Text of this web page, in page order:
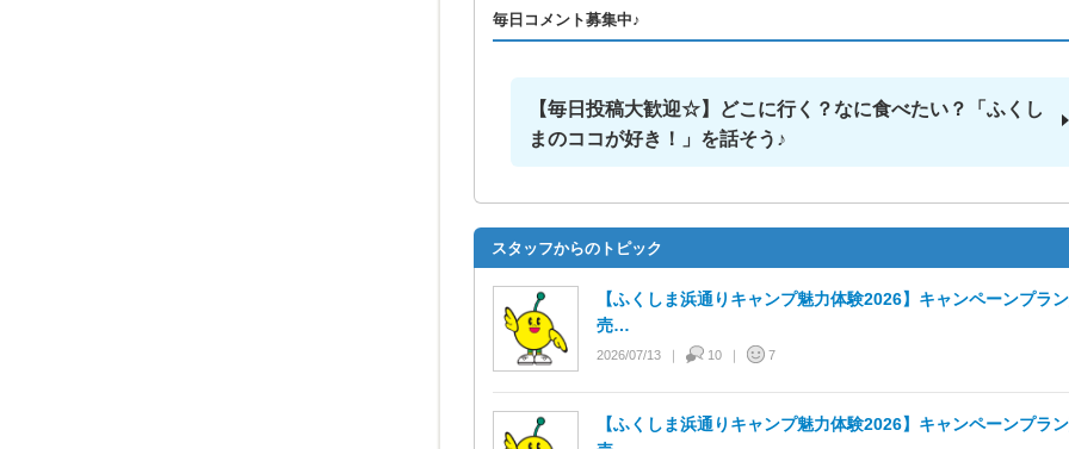
毎日コメント募集中♪
【毎日投稿大歓迎☆】どこに行く？なに食べたい？「ふくし
まのココが好き！」を話そう♪
スタッフからのトピック
【ふくしま浜通りキャンプ魅⼒体験2026】キャンペーンプラ
売…
2026/07/13 10 7
【ふくしま浜通りキャンプ魅⼒体験2026】キャンペーンプラ